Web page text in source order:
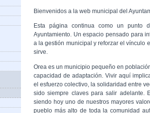
Bienvenidos a la web municipal del
Esta página continua como un punto
Ayuntamiento. Un espacio pensado para
a la gestión municipal y reforzar el vínculo
sirve.
Orea es un municipio pequeño en
capacidad de adaptación. Vivir aquí
el esfuerzo colectivo, la solidaridad entre
sido siempre claves para salir adelante.
siendo hoy uno de nuestros mayores
pueblo más alto de toda la comunidad